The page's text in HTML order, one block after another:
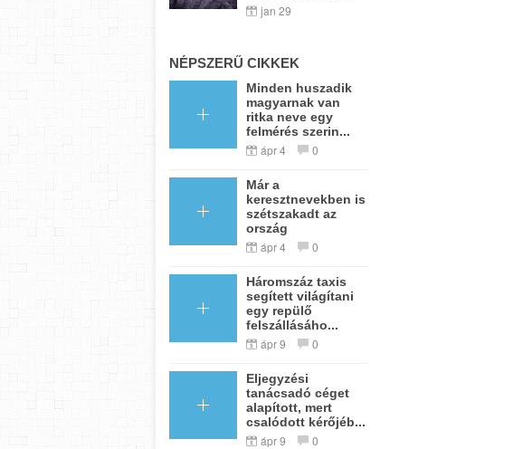
jan 29
NÉPSZERŰ CIKKEK
Minden huszadik
magyarnak van
ritka neve egy
felmérés szerin...
ápr 4 0
Már a
keresztnevekben is
szétszakadt az
ország
ápr 4 0
Háromszáz taxis
segített világítani
egy repülő
felszállásáho...
ápr 9 0
Eljegyzési
tanácsadó céget
alapított, mert
csalódott kérőjéb...
ápr 9 0